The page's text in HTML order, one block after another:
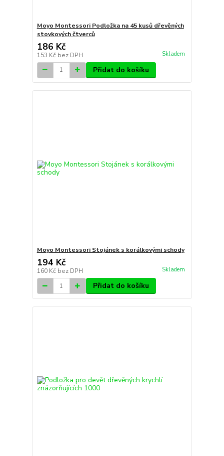
Moyo Montessori Podložka na 45 kusů dřevěných
stovkových čtverců
186 Kč
153 Kč bez DPH Skladem
Přidat do košíku
Moyo Montessori Stojánek s korálkovými schody
194 Kč
160 Kč bez DPH Skladem
Přidat do košíku